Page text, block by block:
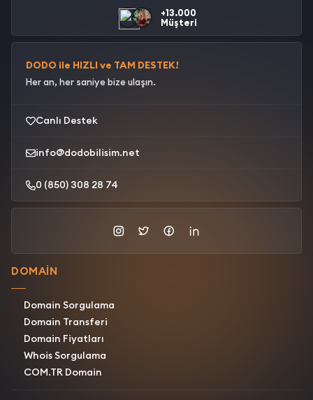
+13.000
Müşteri
DODO ile HIZLI ve TAM DESTEK!
Her an, her saniye bize ulaşın.
Canlı Destek
info@dodobilisim.net
0 (850) 308 28 74
DOMAIN
Domain Sorgulama
Domain Transferi
Domain Fiyatları
Whois Sorgulama
COM.TR Domain